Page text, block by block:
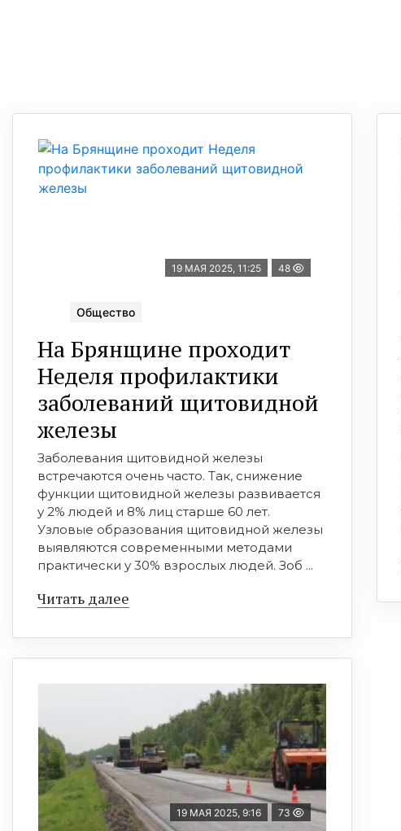
19 МАЯ 2025, 11:25 48
Общество
На Брянщине проходит
Неделя профилактики
заболеваний щитовидной
железы
Заболевания щитовидной железы
встречаются очень часто. Так, снижение
функции щитовидной железы развивается
у 2% людей и 8% лиц старше 60 лет.
Узловые образования щитовидной железы
выявляются современными методами
практически у 30% взрослых людей. Зоб ...
Читать далее
19 МАЯ 2025, 9:16 73